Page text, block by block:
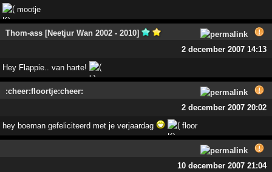
mootje
Thom-ass [Neetjur Wan 2002 - 2010]
2 december 2007 14:13
Hey Flappie.. van harte!
:cheer:floortje:cheer:
2 december 2007 20:02
hey boeman gefeliciteerd met je verjaardag floor
10 december 2007 21:04